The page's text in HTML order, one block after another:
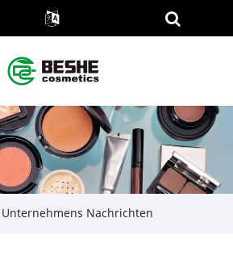
Unternehmens Nachrichten